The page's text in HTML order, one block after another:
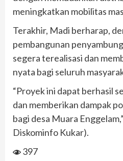
meningkatkan mobilitas
Terakhir, Madi berharap,
pembangunan
segera terealisasi dan
nyata bagi seluruh
“Proyek ini dapat berhasil
dan memberikan dampak
bagi desa Muara
Diskominfo Kukar).
397